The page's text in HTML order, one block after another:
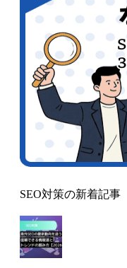
SEO対策の新着記事